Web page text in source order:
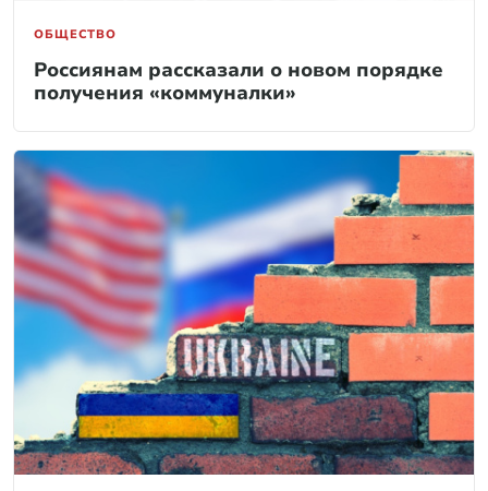
ОБЩЕСТВО
Россиянам рассказали о новом порядке
получения «коммуналки»